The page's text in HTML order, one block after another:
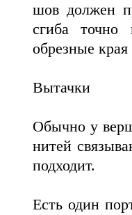
шов должен
сгиба точно
обрезные
Вытачки
Обычно у
нитей
подходит.
Есть один